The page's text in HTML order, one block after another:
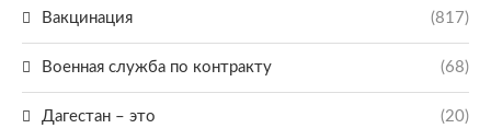
Вакцинация (817)
Военная служба по контракту (68)
Дагестан – это (20)